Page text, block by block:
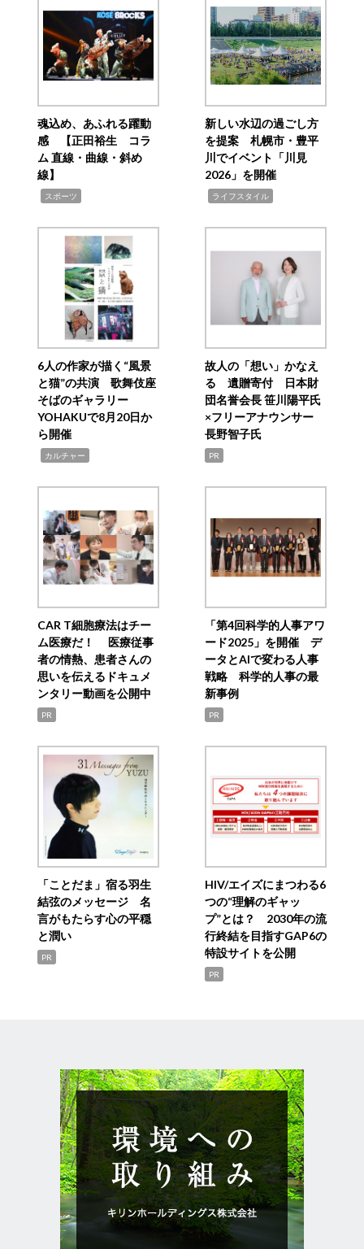
魂込め、あふれる躍動
感 【正田裕生 コラ
ム 直線・曲線・斜め
線】
スポーツ
新しい水辺の過ごし方
を提案 札幌市・豊平
川でイベント「川見
2026」を開催
ライフスタイル
6人の作家が描く“風景
と猫”の共演 歌舞伎座
そばのギャラリー
YOHAKUで8月20日か
ら開催
カルチャー
故人の「想い」かなえ
る 遺贈寄付 日本財
団名誉会長 笹川陽平氏
×フリーアナウンサー
長野智子氏
PR
CAR T細胞療法はチー
ム医療だ！ 医療従事
者の情熱、患者さんの
思いを伝えるドキュメ
ンタリー動画を公開中
PR
「第4回科学的人事アワ
ード2025」を開催 デ
ータとAIで変わる人事
戦略 科学的人事の最
新事例
PR
「ことだま」宿る羽生
結弦のメッセージ 名
言がもたらす心の平穏
と潤い
PR
HIV/エイズにまつわる6
つの“理解のギャッ
プ”とは？ 2030年の流
行終結を目指すGAP6の
特設サイトを公開
PR